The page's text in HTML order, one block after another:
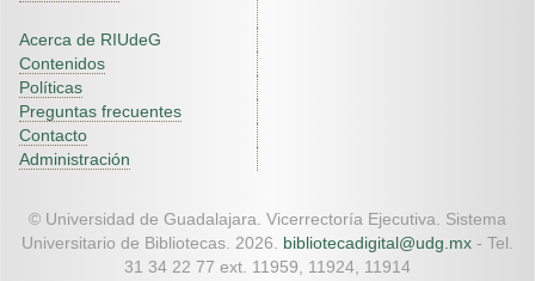
Acerca de RIUdeG
Contenidos
Políticas
Preguntas frecuentes
Contacto
Administración
© Universidad de Guadalajara. Vicerrectoría Ejecutiva. Sistema
Universitario de Bibliotecas. 2026. bibliotecadigital@udg.mx - Tel.
31 34 22 77 ext. 11959, 11924, 11914